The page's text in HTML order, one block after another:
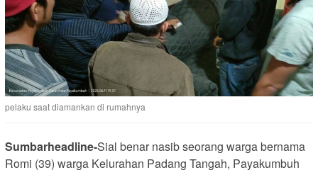
pelaku saat diamankan di rumahnya
Sumbarheadline-Sial benar nasib seorang warga bernama
Romi (39) warga Kelurahan Padang Tangah, Payakumbuh